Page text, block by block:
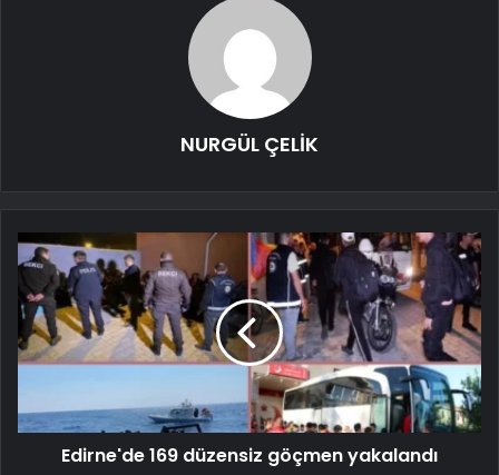
NURGÜL ÇELİK
Edirne'de 169 düzensiz göçmen yakalandı